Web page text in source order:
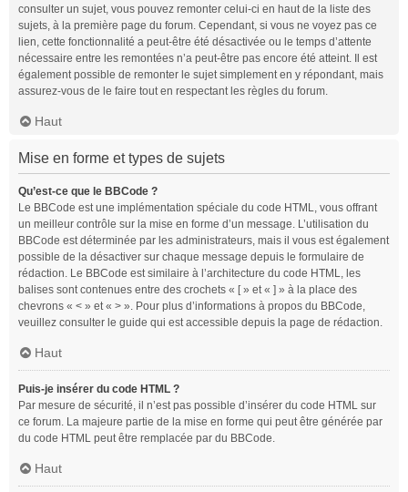
consulter un sujet, vous pouvez remonter celui-ci en haut de la liste des
sujets, à la première page du forum. Cependant, si vous ne voyez pas ce
lien, cette fonctionnalité a peut-être été désactivée ou le temps d’attente
nécessaire entre les remontées n’a peut-être pas encore été atteint. Il est
également possible de remonter le sujet simplement en y répondant, mais
assurez-vous de le faire tout en respectant les règles du forum.
Haut
Mise en forme et types de sujets
Qu’est-ce que le BBCode ?
Le BBCode est une implémentation spéciale du code HTML, vous offrant
un meilleur contrôle sur la mise en forme d’un message. L’utilisation du
BBCode est déterminée par les administrateurs, mais il vous est également
possible de la désactiver sur chaque message depuis le formulaire de
rédaction. Le BBCode est similaire à l’architecture du code HTML, les
balises sont contenues entre des crochets « [ » et « ] » à la place des
chevrons « < » et « > ». Pour plus d’informations à propos du BBCode,
veuillez consulter le guide qui est accessible depuis la page de rédaction.
Haut
Puis-je insérer du code HTML ?
Par mesure de sécurité, il n’est pas possible d’insérer du code HTML sur
ce forum. La majeure partie de la mise en forme qui peut être générée par
du code HTML peut être remplacée par du BBCode.
Haut